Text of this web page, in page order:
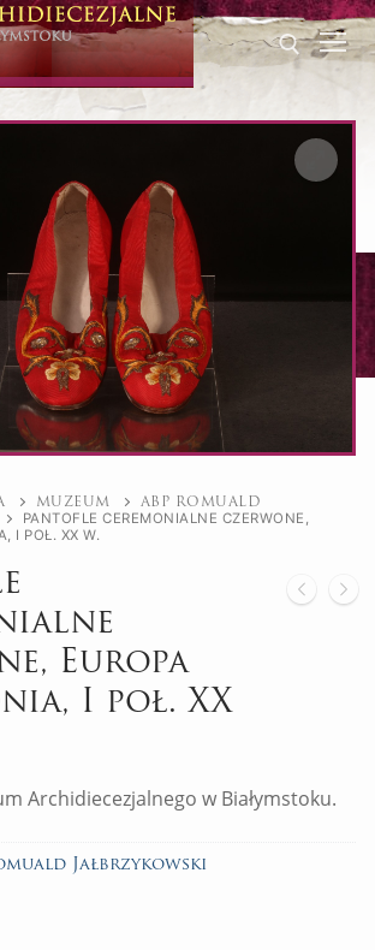
MUZEUM
ABP ROMUALD
PANTOFLE CEREMONIALNE CZERWONE,
I POŁ. XX W.
Europa
I poł. XX
Archidiecezjalnego w Białymstoku.
Jałbrzykowski